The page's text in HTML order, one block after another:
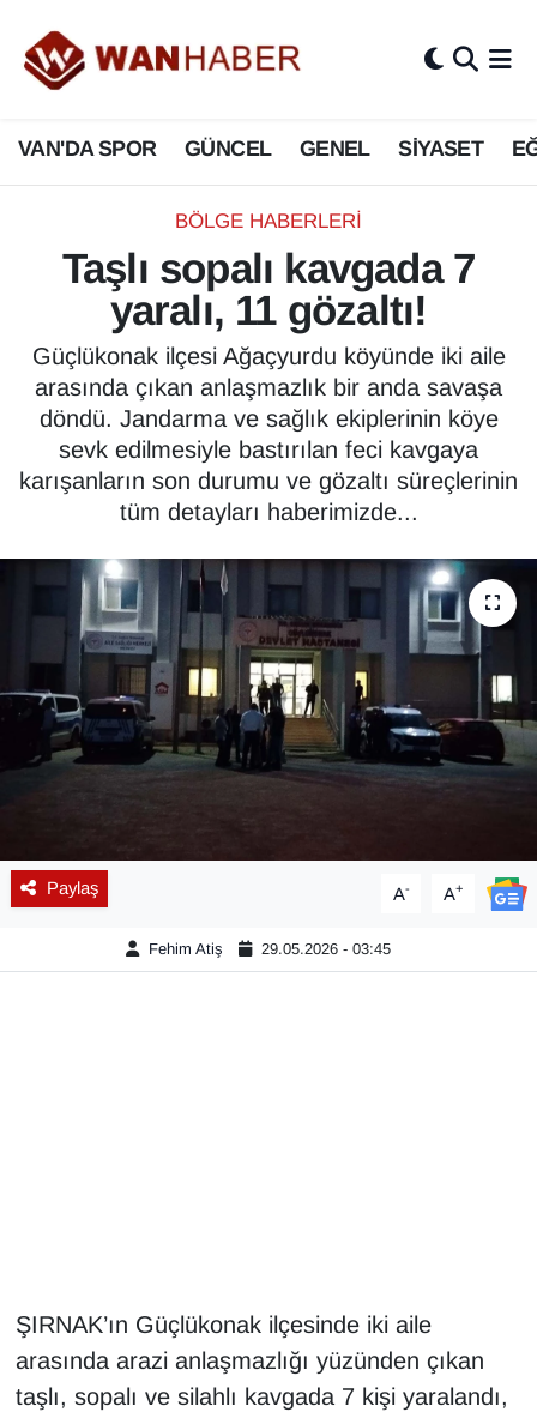
VAN'DA SPOR GÜNCEL GENEL SİYASET
BÖLGE HABERLERI
Taşlı sopalı kavgada 7
yaralı, 11 gözaltı!
Güçlükonak ilçesi Ağaçyurdu köyünde iki aile
arasında çıkan anlaşmazlık bir anda savaşa
döndü. Jandarma ve sağlık ekiplerinin köye
sevk edilmesiyle bastırılan feci kavgaya
karışanların son durumu ve gözaltı süreçlerinin
tüm detayları haberimizde...
Paylaş A- A+
Fehim Atiş 29.05.2026 - 03:45
ŞIRNAK’ın Güçlükonak ilçesinde iki aile
arasında arazi anlaşmazlığı yüzünden çıkan
taşlı, sopalı ve silahlı kavgada 7 kişi yaralandı,
3.SAYFA
ASAYİŞ
BİLİM VE TEKNOLOJİ
Biyografi
Bölge Haberleri
ÇEVRE
Deprem
Dernekler, Odalar
Diğer
DÜNYA
EĞİTİM
EKONOMİ
Emlak
En çok konuşulanlar
İngilizce
Kadın
Van Nöbetçi Eczaneler
Van Hava Durumu
Van Namaz Vakitleri
Van Trafik Yoğunluk Haritası
Süper Lig Puan Durumu ve Fikstür
Tüm Manşetler
Son Dakika Haberleri
Haber Arşivi